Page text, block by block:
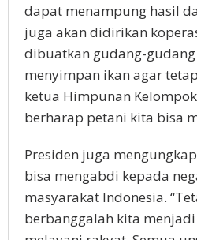
dapat menampung hasil
juga akan didirikan
dibuatkan gudang-
menyimpan ikan agar
ketua Himpunan
berharap petani kita bisa
Presiden juga
bisa mengabdi kepada
masyarakat Indonesia.
berbanggalah kita